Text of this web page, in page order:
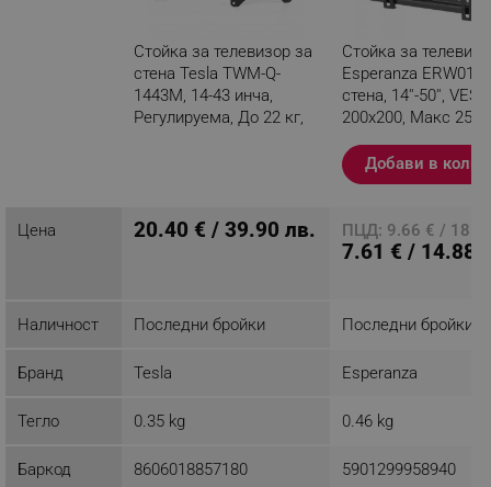
Стойка за телевизор за
стена Tesla TWM-Q-
1443M, 14-43 инча,
Регулируема, До 22 кг,
Стойка за
Esperanza
стена, 14''-50'', VESA
200x200, Макс 25
Добави в
Цена 20.40 € / 39.90 лв. ПЦД: 9.66 € /
7.61 € / 14.88
Наличност Последни бройки Последни бройки
Бранд Tesla Esperanza
Тегло 0.35 kg 0.46 kg
Баркод 8606018857180 5901299958940